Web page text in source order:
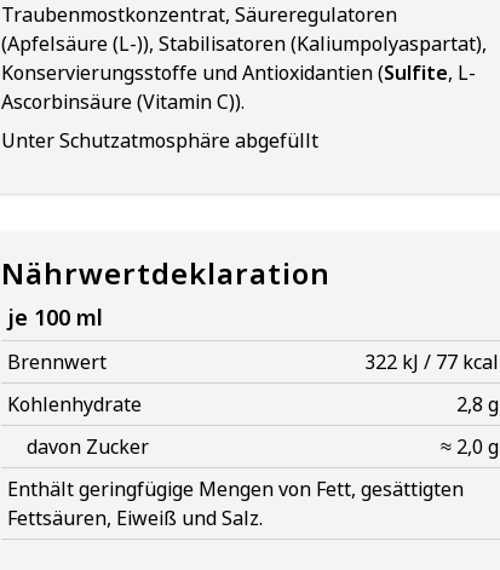
Traubenmostkonzentrat, Säureregulatoren
(Apfelsäure (L-)), Stabilisatoren (Kaliumpolyaspartat),
Konservierungsstoffe und Antioxidantien (Sulfite, L-
Ascorbinsäure (Vitamin C)).
Unter Schutzatmosphäre abgefüllt
Nährwertdeklaration
je 100 ml
Brennwert
322 kJ / 77 kcal
Kohlenhydrate
2,8 g
davon Zucker
≈ 2,0 g
Enthält geringfügige Mengen von Fett, gesättigten
Fettsäuren, Eiweiß und Salz.